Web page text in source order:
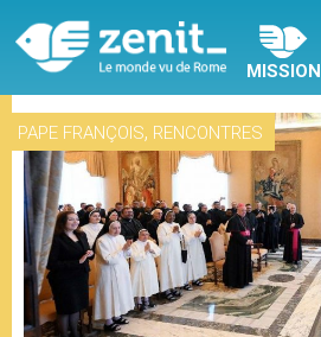
MISSION
PAPE FRANÇOIS, RENCONTRES